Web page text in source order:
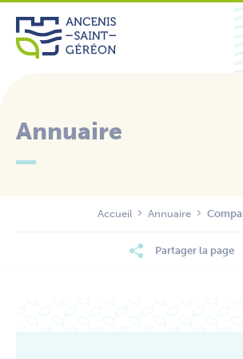
Aller
contenu
Annuaire
Accueil Annuaire
Partager la page
Panneau de gestion des cookies